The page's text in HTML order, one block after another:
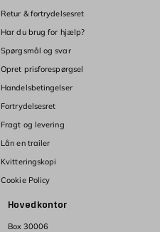
Hovedkontor
Box 30006
Retur & fortrydelsesret
Har du brug for hjælp?
Spørgsmål og svar
Opret prisforespørgsel
Handelsbetingelser
Fortrydelsesret
Fragt og levering
Lån en trailer
Kvitteringskopi
Cookie Policy